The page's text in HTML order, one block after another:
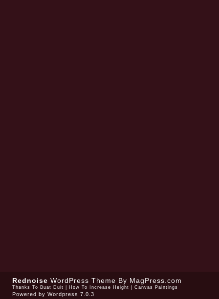
Rednoise WordPress Theme By MagPress.com
Thanks To Buat Duit How To Increase Height Canvas Paintings
Powered by Wordpress 7.0.3